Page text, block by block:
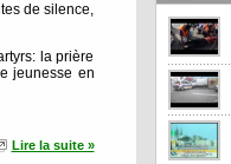
de silence,
la prière
jeunesse en
Lire la suite »